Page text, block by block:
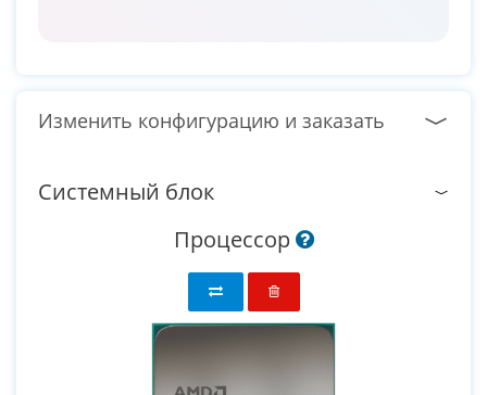
Изменить конфигурацию и заказать
Системный блок
Процессор